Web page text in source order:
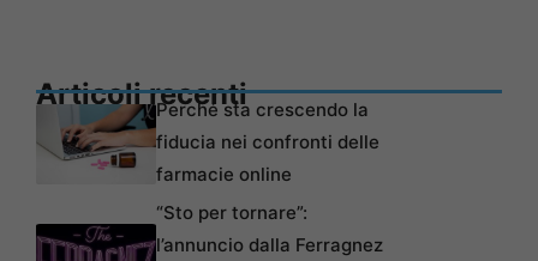
Articoli recentiPerché sta crescendo la
fiducia nei confronti delle
farmacie online
“Sto per tornare”:
l’annuncio dalla Ferragnez